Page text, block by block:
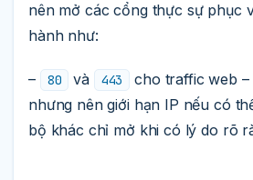
nên mở các cổng thực sự phục
hành như:
– 80 và 443 cho traffic web –
nhưng nên giới hạn IP nếu có
bộ khác chỉ mở khi có lý do rõ